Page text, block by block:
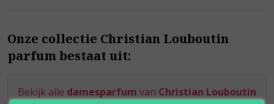
Onze collectie Christian Louboutin
parfum bestaat uit:
Bekijk alle damesparfum van Christian Louboutin